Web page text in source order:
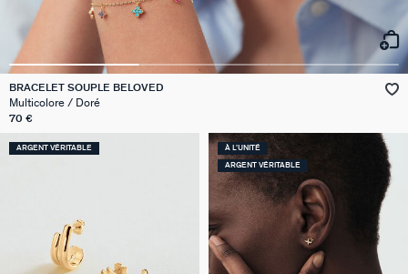
BRACELET SOUPLE BELOVED
Multicolore / Doré
70 €
ARGENT VÉRITABLE À L'UNITÉ
ARGENT VÉRITABLE